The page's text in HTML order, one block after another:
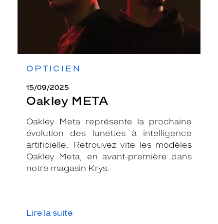
OPTICIEN
15/09/2025
Oakley META
Oakley Meta représente la prochaine
évolution des lunettes à intelligence
artificielle. Retrouvez vite les modèles
Oakley Meta, en avant-première dans
notre magasin Krys.
Lire la suite